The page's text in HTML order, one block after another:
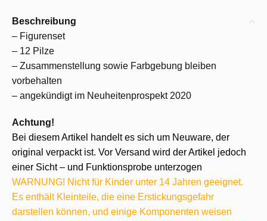
Beschreibung
– Figurenset
– 12 Pilze
– Zusammenstellung sowie Farbgebung bleiben
vorbehalten
– angekündigt im Neuheitenprospekt 2020
Achtung!
Bei diesem Artikel handelt es sich um Neuware, der
original verpackt ist. Vor Versand wird der Artikel jedoch
einer Sicht – und Funktionsprobe unterzogen
WARNUNG! Nicht für Kinder unter 14 Jahren geeignet.
Es enthält Kleinteile, die eine Erstickungsgefahr
darstellen können, und einige Komponenten weisen